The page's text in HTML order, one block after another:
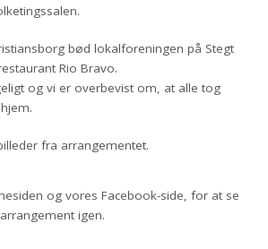
bød lokalforeningen på Stegt
Rio Bravo.
og vi er overbevist om, at alle tog
fra arrangementet.
og vores Facebook-side, for at se
igen.